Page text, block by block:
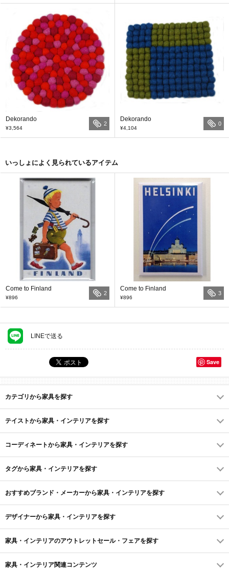
Dekorando
¥3,564
2
Dekorando
¥4,104
0
いっしょによく見られているアイテム
Come to Finland
¥896
2
Come to Finland
¥896
3
LINEで送る
Save
カテゴリから家具を探す
テイストから家具・インテリアを探す
コーディネートから家具・インテリアを探す
タグから家具・インテリアを探す
おすすめブランド・メーカーから家具・インテリアを探す
デザイナーから家具・インテリアを探す
家具・インテリアのアウトレットセール・フェアを探す
家具・インテリア関連コンテンツ